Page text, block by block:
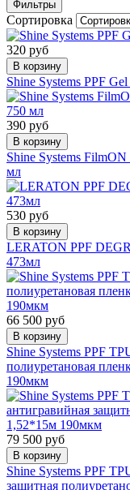
Фильтры
Сортировка
320 руб
В корзину
Shine Systems PPF
390 руб
В корзину
Shine Systems
мл
530 руб
В корзину
LERATON PPF
473мл
66 500 руб
В корзину
Shine Systems PPF
полиуретановая
190мкм
79 500 руб
В корзину
Shine Systems PPF
защитная